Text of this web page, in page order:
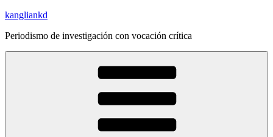
Saltar
contenido
kangliankd
Periodismo de investigación con vocación crítica